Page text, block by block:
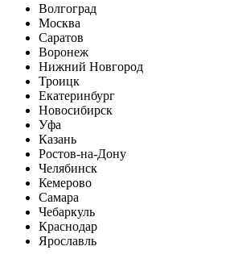
Волгоград
Москва
Саратов
Воронеж
Нижний Новгород
Троицк
Екатеринбург
Новосибирск
Уфа
Казань
Ростов-на-Дону
Челябинск
Кемерово
Самара
Чебаркуль
Краснодар
Ярославль